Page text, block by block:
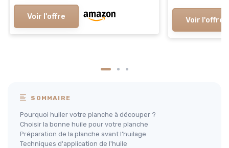
Voir l'offre Voir l'offre
SOMMAIRE
Pourquoi huiler votre planche à découper ?
Choisir la bonne huile pour votre planche
Préparation de la planche avant l'huilage
Techniques d'application de l'huile